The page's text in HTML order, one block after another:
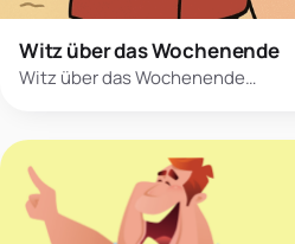
Witz über das Wochenende
Witz über das Wochenende…